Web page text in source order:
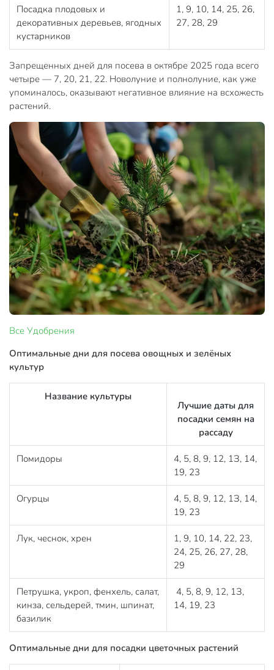
Посадка плодовых и
декоративных деревьев, ягодных
кустарников
1, 9, 10, 14, 25, 26,
27, 28, 29
Запрещенных дней для посева в октябре 2025 года всего
четыре — 7, 20, 21, 22. Новолуние и полнолуние, как уже
упоминалось, оказывают негативное влияние на всхожесть
растений.
Все Удобрения
Оптимальные дни для посева овощных и зелёных
культур
Название культуры
Лучшие даты для
посадки семян на
рассаду
Помидоры
4, 5, 8, 9, 12, 1З, 14,
19, 23
Огурцы
4, 5, 8, 9, 12, 1З, 14,
19, 23
Лук, чеснок, хрен
1, 9, 10, 14, 22, 23,
24, 25, 26, 27, 28,
29
Петрушка, укроп, фенхель, салат,
кинза, сельдерей, тмин, шпинат,
базилик
4, 5, 8, 9, 12, 1З,
14, 19, 23
Оптимальные дни для посадки цветочных растений